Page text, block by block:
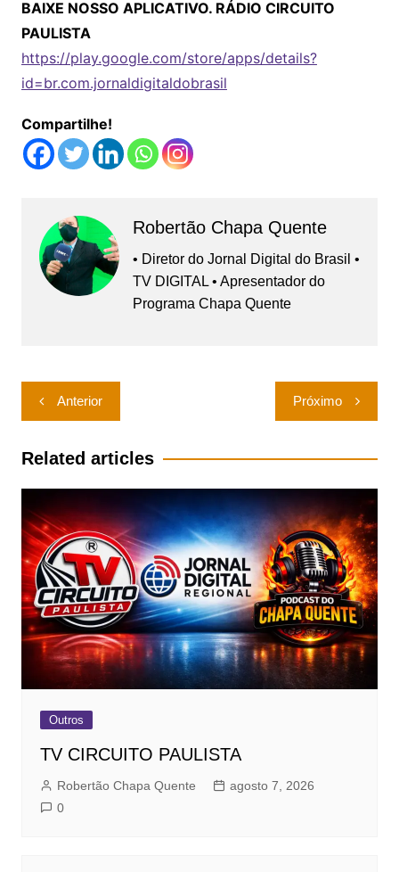
BAIXE NOSSO APLICATIVO. RÁDIO CIRCUITO
PAULISTA
https://play.google.com/store/apps/details?
id=br.com.jornaldigitaldobrasil
Compartilhe!
Robertão Chapa Quente
• Diretor do Jornal Digital do Brasil •
TV DIGITAL • Apresentador do
Programa Chapa Quente
Navegação
de
Post
Anterior Próximo
Related articles
Outros
TV CIRCUITO PAULISTA
Robertão Chapa Quente
agosto 7, 2026
0